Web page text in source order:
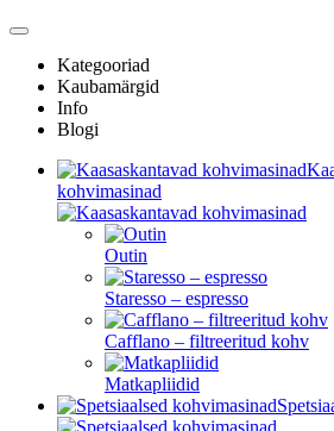
Kategooriad
Kaubamärgid
Info
Blogi
kohvimasinad
Outin
Staresso – espresso
Cafflano – filtreeritud kohv
Matkapliidid